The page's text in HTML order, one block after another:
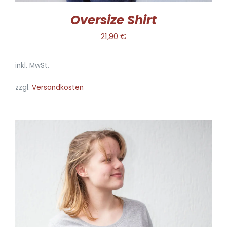
Oversize Shirt
21,90 €
inkl. MwSt.
zzgl. Versandkosten